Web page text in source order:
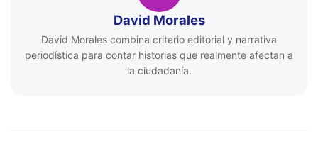
David Morales
David Morales combina criterio editorial y narrativa
periodística para contar historias que realmente afectan a
la ciudadanía.